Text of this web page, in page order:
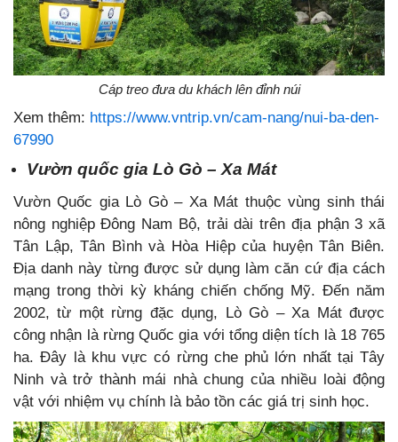
Cáp treo đưa du khách lên đỉnh núi
Xem thêm: https://www.vntrip.vn/cam-nang/nui-ba-den-
67990
Vườn quốc gia Lò Gò – Xa Mát
Vườn Quốc gia Lò Gò – Xa Mát thuộc vùng sinh thái
nông nghiệp Đông Nam Bộ, trải dài trên địa phận 3 xã
Tân Lập, Tân Bình và Hòa Hiệp của huyện Tân Biên.
Địa danh này từng được sử dụng làm căn cứ địa cách
mạng trong thời kỳ kháng chiến chống Mỹ. Đến năm
2002, từ một rừng đặc dụng, Lò Gò – Xa Mát được
công nhận là rừng Quốc gia với tổng diện tích là 18 765
ha. Đây là khu vực có rừng che phủ lớn nhất tại Tây
Ninh và trở thành mái nhà chung của nhiều loài động
vật với nhiệm vụ chính là bảo tồn các giá trị sinh học.